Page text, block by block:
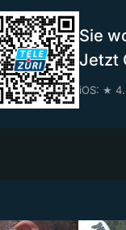
Sie
Jetzt
iOS: ★